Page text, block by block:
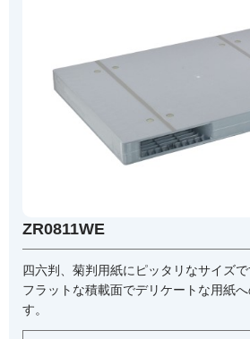
ZR0811WE
四六判、菊判用紙にピッタリなサイズで
フラットな積載面でデリケートな用紙
す。